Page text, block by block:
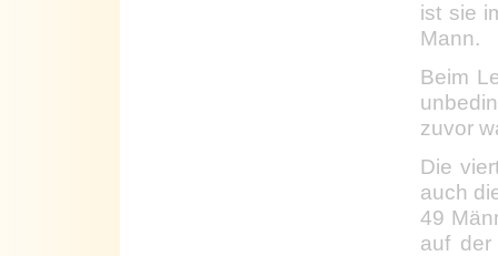
ist sie
Mann.
Beim
zuvor
Die
auch
49
auf der